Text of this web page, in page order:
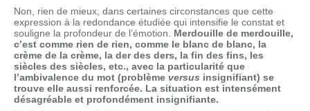
Non, rien de mieux, dans certaines circonstances que cette
expression à la redondance étudiée qui intensifie le constat et
souligne la profondeur de l’émotion. Merdouille de merdouille,
c’est comme rien de rien, comme le blanc de blanc, la
crème de la crème, la der des ders, la fin des fins, les
siècles des siècles, etc., avec la particularité que
l’ambivalence du mot (problème versus insignifiant) se
trouve elle aussi renforcée. La situation est intensément
désagréable et profondément insignifiante.